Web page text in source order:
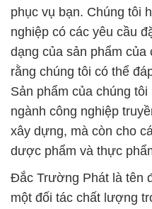
phục vụ bạn. Chúng tôi
nghiệp có các yêu cầu
dạng của sản phẩm
rằng chúng tôi có thể
Sản phẩm của chúng
ngành công nghiệp
xây dựng, mà còn cho
dược phẩm và thực
Đắc Trường Phát là tên
một đối tác chất lượng